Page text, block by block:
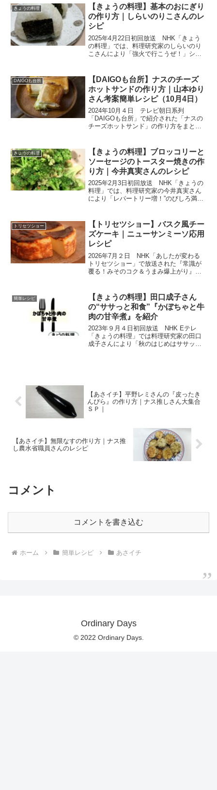
を使ったご当地炊き込みご飯SPきのこ、
サンマ、栗、鮭...
きょうの料理
【きょうの料理】基本のおにぎり
の作り方｜しらいのりこさんのレ
シピ
2025年4月22日初回放送 NHK「きょう
の料理」では、料理研究家のしらいのり
こさんにより「強火で行こうぜ！」シリ
もつくりやすい料理を“強火な心”で紹介す
るシリー...
DAIGOも台所
【DAIGOも台所】ナスのチーズ
ホットサンドの作り方｜山本ゆり
さん考案簡単レシピ（10月4日）
2024年10月４日 テレビ朝日系列
「DAIGOも台所」で紹介された「ナスの
チーズホットサンド」の作り方をまとめ
本ゆりさんが考案した超絶品な簡単レシ
ピは、一度覚えてしま...
きょうの料理
【きょうの料理】ブロッコリーと
ソーセージのトースター焼きの作
り方｜今井真実さんのレシピ
2025年2月3日初回放送 NHK「きょうの
料理」では、料理研究家の今井真実さん
により「レパートリー増！”のびしろ満点
う「ブロッコリー」と「カリフラワー」
をボリューム...
トリセツショー
【トリセツショー】バスク風チー
ズケーキ｜ニューサンミーソ応用
レシピ
2026年7月２日 NHK「あしたが変わる
トリセツショー」で放送された『常識が
覆る！みそのコク＆うまみ爆上がり』の
ク風チーズケーキ』をまとめます。クリ
ームチーズを使わず...
簡単レシピ
【きょうの料理】田口成子さん
の“ササっと和食”『かぼちゃと牛
肉の甘辛煮』を紹介
2023年９月４日初回放送 NHK Eテレ
「きょうの料理」では料理研究家の田口
成子さんにより「秋のはじめはササッと
【あさイチ】平野レミさんの『皮ったき
んぴら』の作り方｜ナス推しさん大集合
ＳＰ｜
【あさイチ】無限なすの作り方｜ナス推
し農水省職員さんのレシピ
コメント
コメントを書き込む
ホーム 簡単レシピ あさイチ
Ordinary Days
© 2022 Ordinary Days.